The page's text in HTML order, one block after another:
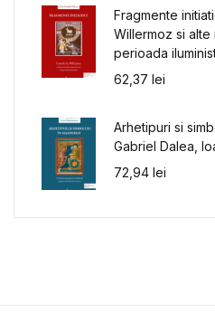
Fragmente
Willermoz si alte
perioada
62,37 lei
Arhetipuri si
Gabriel Dalea,
72,94 lei